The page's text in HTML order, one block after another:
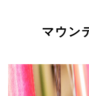
マウン